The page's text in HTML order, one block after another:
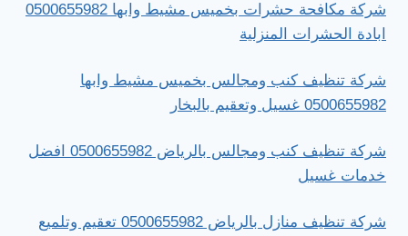
شركة مكافحة حشرات بخميس مشيط وابها 0500655982
ابادة الحشرات المنزلية
شركة تنظيف كنب ومجالس بخميس مشيط وابها
0500655982 غسيل وتعقيم بالبخار
شركة تنظيف كنب ومجالس بالرياض 0500655982 افضل
خدمات غسيل
شركة تنظيف منازل بالرياض 0500655982 تعقيم وتلميع